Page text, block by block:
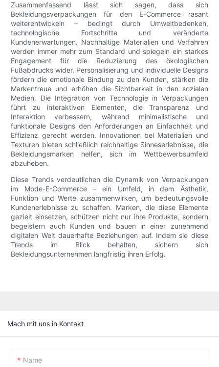
Zusammenfassend lässt sich sagen, dass sich
Bekleidungsverpackungen für den E-Commerce rasant
weiterentwickeln – bedingt durch Umweltbedenken,
technologische Fortschritte und veränderte
Kundenerwartungen. Nachhaltige Materialien und Verfahren
werden immer mehr zum Standard und spiegeln ein starkes
Engagement für die Reduzierung des ökologischen
Fußabdrucks wider. Personalisierung und individuelle Designs
fördern die emotionale Bindung zu den Kunden, stärken die
Markentreue und erhöhen die Sichtbarkeit in den sozialen
Medien. Die Integration von Technologie in Verpackungen
führt zu interaktiven Elementen, die Transparenz und
Interaktion verbessern, während minimalistische und
funktionale Designs den Anforderungen an Einfachheit und
Effizienz gerecht werden. Innovationen bei Materialien und
Texturen bieten schließlich reichhaltige Sinneserlebnisse, die
Bekleidungsmarken helfen, sich im Wettbewerbsumfeld
abzuheben.
Diese Trends verdeutlichen die Dynamik von Verpackungen
im Mode-E-Commerce – ein Umfeld, in dem Ästhetik,
Funktion und Werte zusammenwirken, um bedeutungsvolle
Kundenerlebnisse zu schaffen. Marken, die diese Elemente
gezielt einsetzen, schützen nicht nur ihre Produkte, sondern
begeistern auch Kunden und bauen in einer zunehmend
digitalen Welt dauerhafte Beziehungen auf. Indem sie diese
Trends im Blick behalten, sichern sich
Bekleidungsunternehmen langfristig ihren Erfolg.
Mach mit uns in Kontakt
Name